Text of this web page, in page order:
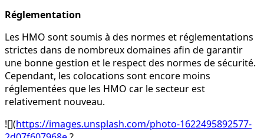
Réglementation
Les HMO sont soumis à des normes et réglementations
strictes dans de nombreux domaines afin de garantir
une bonne gestion et le respect des normes de sécurité.
Cependant, les colocations sont encore moins
réglementées que les HMO car le secteur est
relativement nouveau.
![](https://images.unsplash.com/photo-1622495892577-